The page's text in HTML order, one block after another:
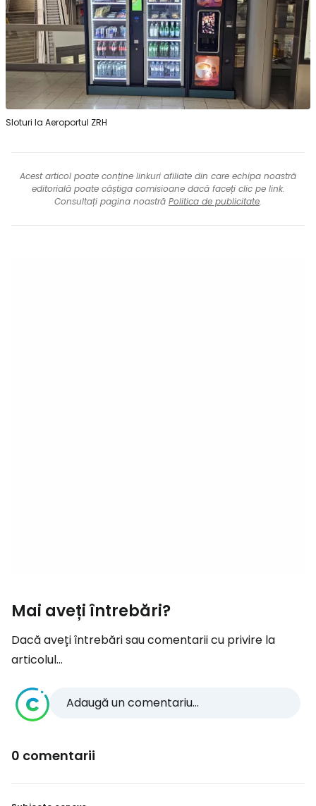
Sloturi la Aeroportul ZRH
Acest articol poate conține linkuri afiliate din care echipa noastră
editorială poate câștiga comisioane dacă faceți clic pe link.
Consultați pagina noastră Politica de publicitate.
Mai aveți întrebări?
Dacă aveți întrebări sau comentarii cu privire la
articolul...
Adaugă un comentariu...
0 comentarii